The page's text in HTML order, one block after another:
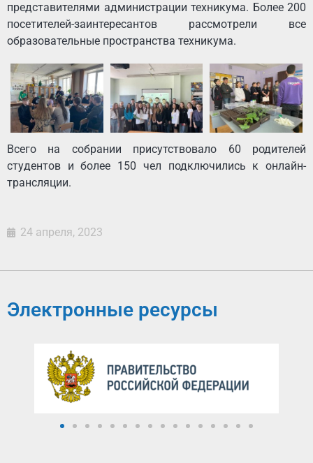
представителями администрации техникума. Более 200
посетителей-заинтересантов рассмотрели все
образовательные пространства техникума.
Всего на собрании присутствовало 60 родителей
студентов и более 150 чел подключились к онлайн-
трансляции.
24 апреля, 2023
Электронные ресурсы